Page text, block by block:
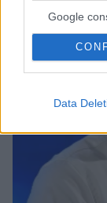
Google
Data